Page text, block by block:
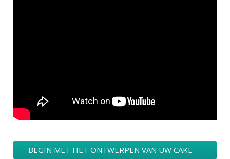
BEGIN MET HET ONTWERPEN VAN UW CAKE